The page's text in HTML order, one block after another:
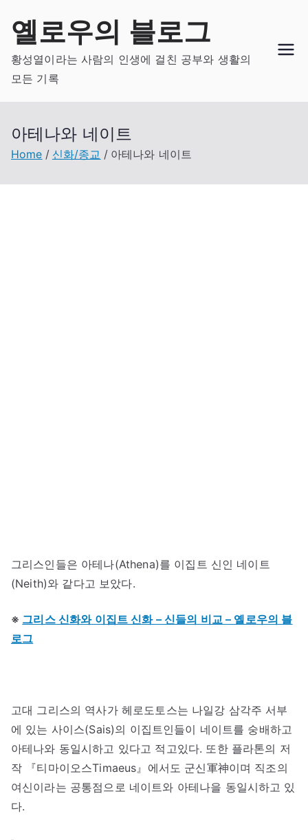
content
옐로우의 블로그
황성열이라는 사람의 인생에 걸친 공부와 생활의
모든 기록
아테나와 네이트
Home 신화/종교 아테나와 네이트
그리스인들은 아테나(Athena)를 이집트 신인 네이트
(Neith)와 같다고 보았다.
※ 그리스 신화와 이집트 신화 – 신들의 비교 – 옐로우의 블
로그
고대 그리스의 역사가 헤로도토스는 나일강 삼각주 서부
에 있는 사이스(Sais)의 이집트인들이 네이트를 숭배하고
아테나와 동일시하고 있다고 적고있다. 또한 플라톤의 저
작 『티마이오스Timaeus』에서도 군신軍神이며 직조의
여신이라는 공통점으로 네이트와 아테나을 동일시하고 있
다.